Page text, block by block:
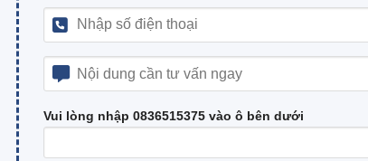
Vui lòng nhập 0836515375 vào ô bên dưới